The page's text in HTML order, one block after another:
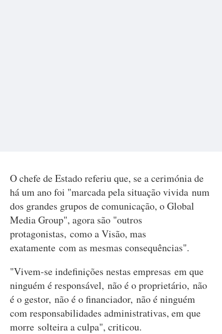
O chefe de Estado referiu que, se a cerimónia de
há um ano foi "marcada pela situação vivida num
dos grandes grupos de comunicação, o Global
Media Group", agora são "outros
protagonistas, como a Visão, mas
exatamente com as mesmas consequências".
"Vivem-se indefinições nestas empresas em que
ninguém é responsável, não é o proprietário, não
é o gestor, não é o financiador, não é ninguém
com responsabilidades administrativas, em que
morre solteira a culpa", criticou.